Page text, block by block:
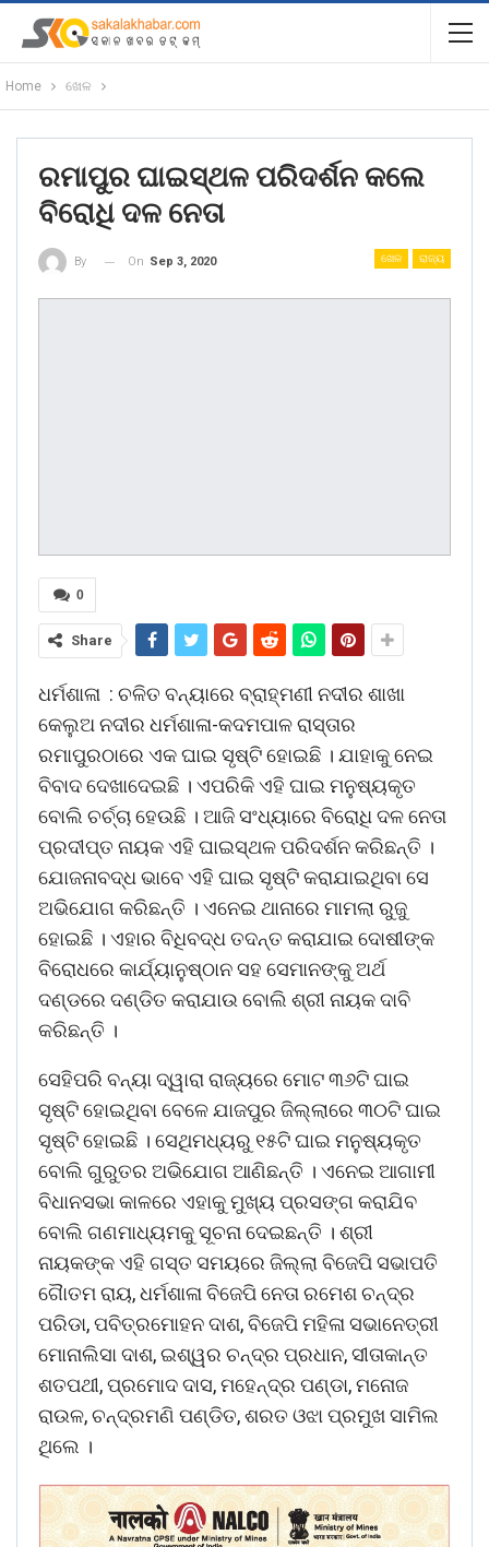
Home ଖେଳ
ରମାପୁର ଘାଇସ୍ଥଳ ପରିଦର୍ଶନ କଲେ
ବିରୋଧି ଦଳ ନେତା
ଖେଳ ରାଜ୍ୟ
By On Sep 3, 2020
0
Share
ଧର୍ମଶାଳା : ଚଳିତ ବନ୍ୟାରେ ବ୍ରାହ୍ମଣୀ ନଦୀର ଶାଖା
କେଲୁଅ ନଦୀର ଧର୍ମଶାଳା-କଦମପାଳ ରାସ୍ତାର
ରମାପୁରଠାରେ ଏକ ଘାଇ ସୃଷ୍ଟି ହୋଇଛି । ଯାହାକୁ ନେଇ
ବିବାଦ ଦେଖାଦେଇଛି । ଏପରିକି ଏହି ଘାଇ ମନୁଷ୍ୟକୃତ
ବୋଲି ଚର୍ଚ୍ଚା ହେଉଛି । ଆଜି ସଂଧ୍ୟାରେ ବିରୋଧି ଦଳ ନେତା
ପ୍ରଦୀପ୍ତ ନାୟକ ଏହି ଘାଇସ୍ଥଳ ପରିଦର୍ଶନ କରିଛନ୍ତି ।
ଯୋଜନାବଦ୍ଧ ଭାବେ ଏହି ଘାଇ ସୃଷ୍ଟି କରାଯାଇଥିବା ସେ
ଅଭିଯୋଗ କରିଛନ୍ତି । ଏନେଇ ଥାନାରେ ମାମଲା ରୁଜୁ
ହୋଇଛି । ଏହାର ବିଧିବଦ୍ଧ ତଦନ୍ତ କରାଯାଇ ଦୋଷୀଙ୍କ
ବିରୋଧରେ କାର୍ଯ୍ୟାନୁଷ୍ଠାନ ସହ ସେମାନଙ୍କୁ ଅର୍ଥ
ଦଣ୍ଡରେ ଦଣ୍ଡିତ କରାଯାଉ ବୋଲି ଶ୍ରୀ ନାୟକ ଦାବି
କରିଛନ୍ତି ।
ସେହିପରି ବନ୍ୟା ଦ୍ୱାରା ରାଜ୍ୟରେ ମୋଟ ୩୬ଟି ଘାଇ
ସୃଷ୍ଟି ହୋଇଥିବା ବେଳେ ଯାଜପୁର ଜିଲ୍ଲାରେ ୩୦ଟି ଘାଇ
ସୃଷ୍ଟି ହୋଇଛି । ସେଥିମଧ୍ୟରୁ ୧୫ଟି ଘାଇ ମନୁଷ୍ୟକୃତ
ବୋଲି ଗୁରୁତର ଅଭିଯୋଗ ଆଣିଛନ୍ତି । ଏନେଇ ଆଗାମୀ
ବିଧାନସଭା କାଳରେ ଏହାକୁ ମୁଖ୍ୟ ପ୍ରସଙ୍ଗ କରାଯିବ
ବୋଲି ଗଣମାଧ୍ୟମକୁ ସୂଚନା ଦେଇଛନ୍ତି । ଶ୍ରୀ
ନାୟକଙ୍କ ଏହି ଗସ୍ତ ସମୟରେ ଜିଲ୍ଲା ବିଜେପି ସଭାପତି
ଗୈାତମ ରାୟ, ଧର୍ମଶାଳା ବିଜେପି ନେତା ରମେଶ ଚନ୍ଦ୍ର
ପରିଡା, ପବିତ୍ରମୋହନ ଦାଶ, ବିଜେପି ମହିଳା ସଭାନେତ୍ରୀ
ମୋନାଲିସା ଦାଶ, ଇଶ୍ୱର ଚନ୍ଦ୍ର ପ୍ରଧାନ, ସୀତାକାନ୍ତ
ଶତପଥୀ, ପ୍ରମୋଦ ଦାସ, ମହେନ୍ଦ୍ର ପଣ୍ଡା, ମନୋଜ
ରାଉଳ, ଚନ୍ଦ୍ରମଣି ପଣ୍ଡିତ, ଶରତ ଓଝା ପ୍ରମୁଖ ସାମିଲ
ଥିଲେ ।